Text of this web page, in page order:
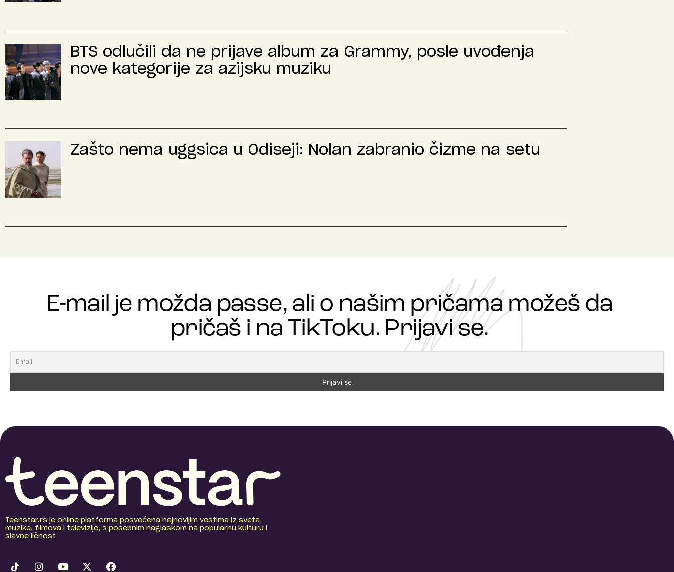
BTS odlučili da ne prijave album za Grammy, posle uvođenja
nove kategorije za azijsku muziku
Zašto nema uggsica u Odiseji: Nolan zabranio čizme na setu
E-mail je možda passe, ali o našim pričama možeš da
pričaš i na TikToku. Prijavi se.
Teenstar.rs je online platforma posvećena najnovijim vestima iz sveta
muzike, filmova i televizije, s posebnim naglaskom na popularnu kulturu i
slavne ličnost